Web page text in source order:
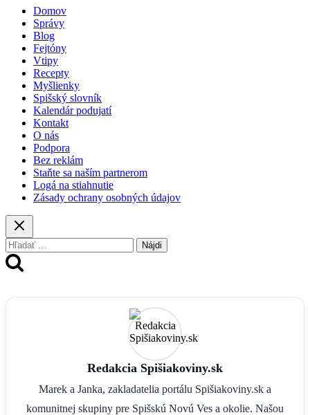
Domov
Správy
Blog
Fejtóny
Vtipy
Recepty
Myšlienky
Spišský slovník
Kalendár podujatí
Kontakt
O nás
Podpora
Bez reklám
Staňte sa naším partnerom
Logá na stiahnutie
Zásady ochrany osobných údajov
Hľadať:
Redakcia Spišiakoviny.sk
Marek a Janka, zakladatelia portálu Spišiakoviny.sk a
komunitnej skupiny pre Spišskú Novú Ves a okolie. Našou